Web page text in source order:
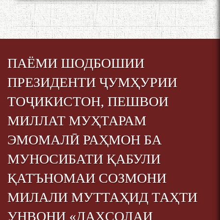
ПАЁМИ ШОДБОШИИ
ПРЕЗИДЕНТИ ҶУМҲУРИИ
ТОҶИКИСТОН, ПЕШВОИ
МИЛЛАТ МУҲТАРАМ
ЭМОМАЛӢ РАҲМОН БА
МУНОСИБАТИ ҚАБУЛИ
ҚАТЪНОМАИ СОЗМОНИ
МИЛАЛИ МУТТАҲИД ТАҲТИ
УНВОНИ «ДАҲСОЛАИ
Дар Академияи миллии
ба 100-солагии мунаққиду
адабиётшинос Соҳиб
Табаров ҳамоиши илмӣ-
назариявӣ баргузор гардид.
МАВЛОНО ҶАЛОЛИДДИНИ
БАЛХӢ БУЗУРГТАРИН
МУТАФАККИР ВА ОРИФИ
ЗАБОНУ АДАБИ ТОҶИК